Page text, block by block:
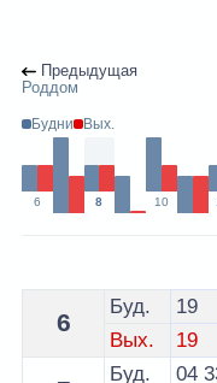
Предыдущая
Роддом
Будни Вых.
6 8 10
Расписание 10
6
Буд.
19
Вых.
19
Буд. 04